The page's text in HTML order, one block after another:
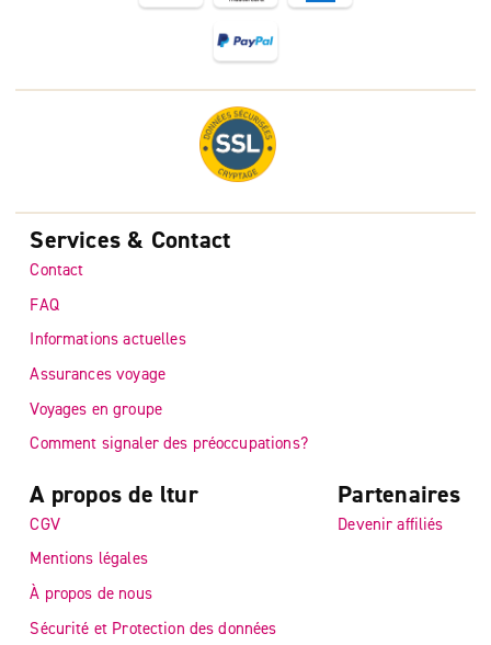
Services & Contact
Contact
FAQ
Informations actuelles
Assurances voyage
Voyages en groupe
Comment signaler des préoccupations?
A propos de ltur
CGV
Mentions légales
À propos de nous
Sécurité et Protection des données
Partenaires
Devenir affiliés